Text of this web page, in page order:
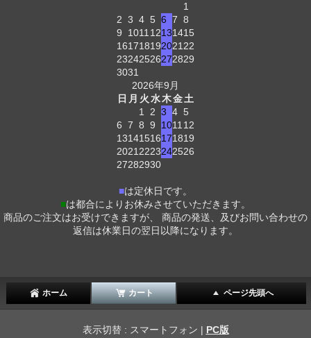
1
2 3 4 5 6 7 8
9
1011 12131415
161718192021 22
23242526272829
3031
2026年9月
日 月 火水木金土
1
2 3 4 5
6 7 8 9 1011 12
13141516171819
2021 2223242526
27282930
■は定休日です。
■は都合によりお休みさせていただきます。
商品のご注文はお受けできますが、 商品の発送、及びお問い合わせの
返信は休業日の翌日以降になります。
ホーム カート ページ先頭へ
表示切替 : スマートフォン | PC版